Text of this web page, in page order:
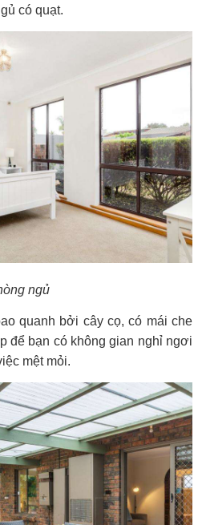
có quạt.
ngủ
quanh bởi cây cọ, có mái che
để bạn có không gian nghỉ ngơi
mệt mỏi.